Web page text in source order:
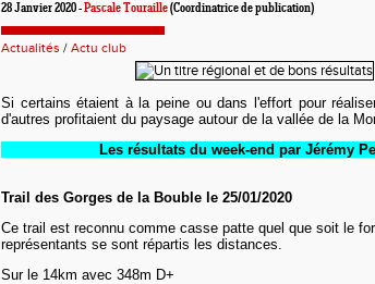
28 Janvier 2020 -Pascale Touraille(Coordinatrice de publication)
Actualités / Actu club
Si certains étaient à la peine ou dans l'effort pour
d'autres profitaient du paysage autour de la vallée de la
Les résultats du week-end par Jérémy
Trail des Gorges de la Bouble le 25/01/2020
Ce trail est reconnu comme casse patte quel que soit le
représentants se sont répartis les distances.
Sur le 14km avec 348m D+